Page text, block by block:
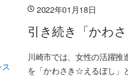
2022年01月18日
引き続き「かわ
川崎市では、女性の活躍
を「かわさき☆えるぼし」